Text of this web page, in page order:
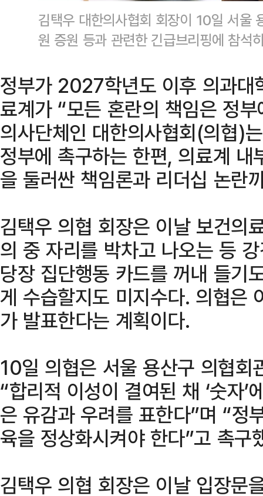
김택우 대한의사협회 회장이 10일 서울
원 증원 등과 관련한 긴급브리핑에 참
정부가 2027학년도 이후 의과대
료계가 “모든 혼란의 책임은 정
의사단체인 대한의사협회(의협)
정부에 촉구하는 한편, 의료계
을 둘러싼 책임론과 리더십 논란
김택우 의협 회장은 이날 보건의
의 중 자리를 박차고 나오는 등
당장 집단행동 카드를 꺼내 들기
게 수습할지도 미지수다. 의협은
가 발표한다는 계획이다.
10일 의협은 서울 용산구 의협회
“합리적 이성이 결여된 채 ‘숫자
은 유감과 우려를 표한다”며 “정
육을 정상화시켜야 한다”고 촉구
김택우 의협 회장은 이날 입장문